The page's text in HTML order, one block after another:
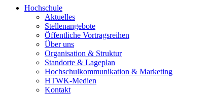
Hochschule
Aktuelles
Stellenangebote
Öffentliche Vortragsreihen
Über uns
Organisation & Struktur
Standorte & Lageplan
Hochschulkommunikation & Marketing
HTWK-Medien
Kontakt